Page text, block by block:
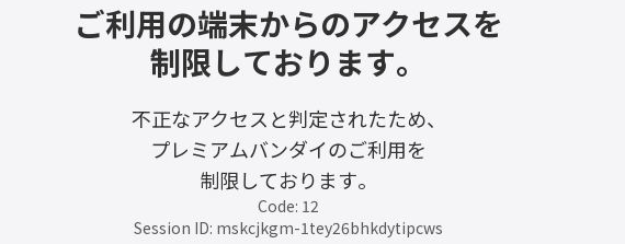
ご利用の端末からのアクセスを
制限しております。
不正なアクセスと判定されたため、
プレミアムバンダイのご利用を
制限しております。
Code: 12
Session ID: mskcjkgm-1tey26bhkdytipcws